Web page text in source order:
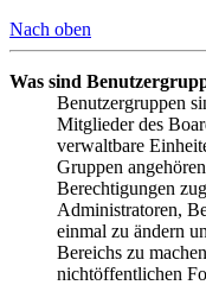
Nach oben
Was sind
Benutzergruppen
Mitglieder des
verwaltbare
Gruppen
Berechtigungen
Administratoren,
einmal zu ändern
Bereichs zu
nichtöffentlichen